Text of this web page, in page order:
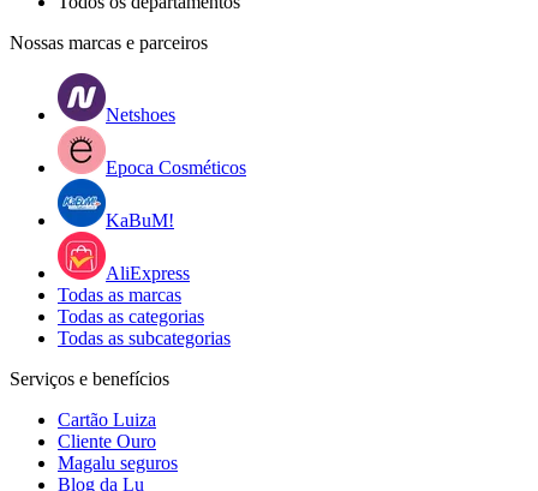
Nossas marcas e parceiros
Netshoes
Epoca Cosméticos
KaBuM!
AliExpress
Todas as marcas
Todas as categorias
Todas as subcategorias
Serviços e benefícios
Cartão Luiza
Cliente Ouro
Magalu seguros
Blog da Lu